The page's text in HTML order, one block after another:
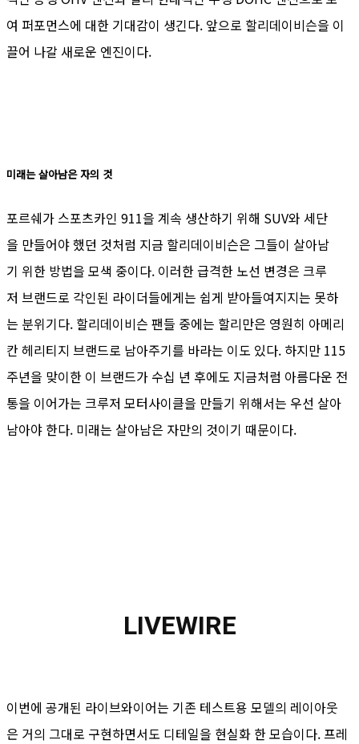
여 퍼포먼스에 대한 기대감이 생긴다. 앞으로 할리데이비슨을 이
끌어 나갈 새로운 엔진이다.
미래는 살아남은 자의 것
포르쉐가 스포츠카인 911을 계속 생산하기 위해 SUV와 세단
을 만들어야 했던 것처럼 지금 할리데이비슨은 그들이 살아남
기 위한 방법을 모색 중이다. 이러한 급격한 노선 변경은 크루
저 브랜드로 각인된 라이더들에게는 쉽게 받아들여지지는 못하
는 분위기다. 할리데이비슨 팬들 중에는 할리만은 영원히 아메리
칸 헤리티지 브랜드로 남아주기를 바라는 이도 있다. 하지만 115
주년을 맞이한 이 브랜드가 수십 년 후에도 지금처럼 아름다운 전
통을 이어가는 크루저 모터사이클을 만들기 위해서는 우선 살아
남아야 한다. 미래는 살아남은 자만의 것이기 때문이다.
LIVEWIRE
이번에 공개된 라이브와이어는 기존 테스트용 모델의 레이아웃
은 거의 그대로 구현하면서도 디테일을 현실화 한 모습이다. 프레